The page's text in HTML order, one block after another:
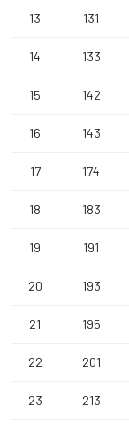
13 131
14 133
15 142
16 143
17 174
18 183
19 191
20 193
21 195
22 201
23 213